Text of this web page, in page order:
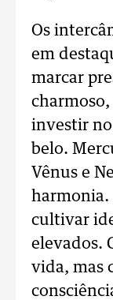
Os
em
marcar
investir no
belo.
Vênus e
harmonia.
cultivar
elevados.
vida, mas